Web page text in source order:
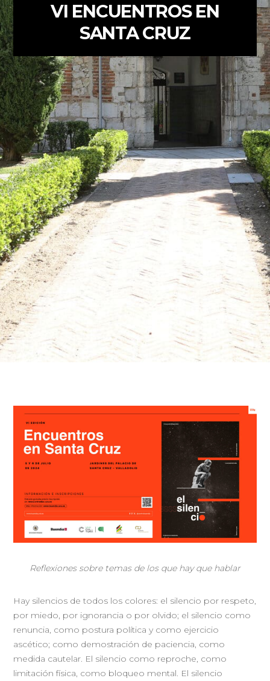
VI ENCUENTROS EN
SANTA CRUZ
Reflexiones sobre temas de los que hay que hablar
Hay silencios de todos los colores: el silencio por respeto,
por miedo, por ignorancia o por olvido; el silencio como
renuncia, como postura política y como ejercicio
ascético; como demostración de paciencia, como
medida cautelar. El silencio como reproche, como
limitación física, como bloqueo mental. El silencio